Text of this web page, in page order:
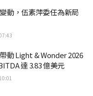
動，伍素萍委任為新局
動 Light & Wonder 2026
達 3.83 億美元